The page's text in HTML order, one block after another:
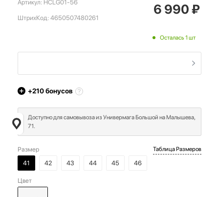
Артикул: HCLG01-56
ШтрихКод: 4650507480261
6 990₽
Осталась 1 шт
+210бонусов
Доступно для самовывоза из Универмага Большой на Малышева,
71.
Размер
41
42 43 44 45 46
Таблица Размеров
Цвет